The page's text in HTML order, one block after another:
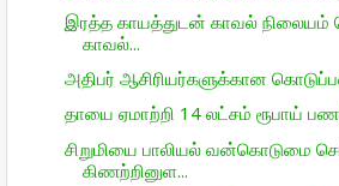
இரத்த காயத்துடன் காவல்
காவல்...
அதிபர் ஆசிரியர்களுக்கான
தாயை ஏமாற்றி 14 லட்சம் ரூபாய்
சிறுமியை பாலியல் வன்கொடுமை
கிணற்றினுள...